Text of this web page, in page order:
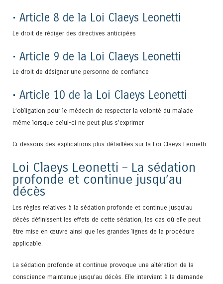
• Article 8 de la Loi Claeys Leonetti
Le droit de rédiger des directives anticipées
• Article 9 de la Loi Claeys Leonetti
Le droit de désigner une personne de confiance
• Article 10 de la Loi Claeys Leonetti
L’obligation pour le médecin de respecter la volonté du malade
même lorsque celui-ci ne peut plus s’exprimer
Ci-dessous des explications plus détaillées sur la Loi Claeys Leonetti :
Loi Claeys Leonetti – La sédation
profonde et continue jusqu’au
décès
Les règles relatives à la sédation profonde et continue jusqu’au
décès définissent les effets de cette sédation, les cas où elle peut
être mise en œuvre ainsi que les grandes lignes de la procédure
applicable.
La sédation profonde et continue provoque une altération de la
conscience maintenue jusqu’au décès. Elle intervient à la demande